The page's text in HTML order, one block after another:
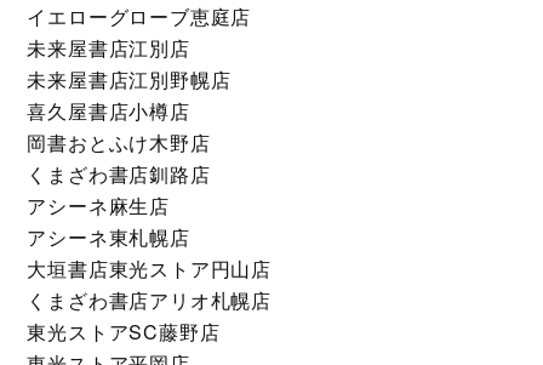
イエローグローブ恵庭店
未来屋書店江別店
未来屋書店江別野幌店
喜久屋書店小樽店
岡書おとふけ木野店
くまざわ書店釧路店
アシーネ麻生店
アシーネ東札幌店
大垣書店東光ストア円山店
くまざわ書店アリオ札幌店
東光ストアSC藤野店